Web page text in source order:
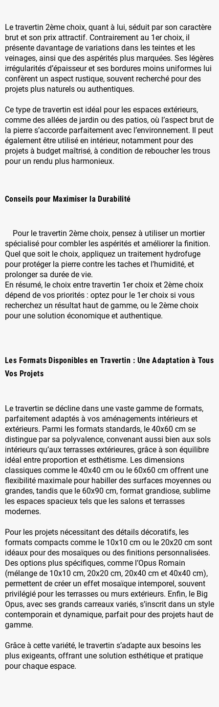
Le travertin 2ème choix, quant à lui, séduit par son caractère
brut et son prix attractif. Contrairement au 1er choix, il
présente davantage de variations dans les teintes et les
veinages, ainsi que des aspérités plus marquées. Ses légères
irrégularités d’épaisseur et ses bordures moins uniformes lui
confèrent un aspect rustique, souvent recherché pour des
projets plus naturels ou authentiques.
Ce type de travertin est idéal pour les espaces extérieurs,
comme des allées de jardin ou des patios, où l’aspect brut de
la pierre s’accorde parfaitement avec l’environnement. Il peut
également être utilisé en intérieur, notamment pour des
projets à budget maîtrisé, à condition de reboucher les trous
pour un rendu plus harmonieux.
Conseils pour Maximiser la Durabilité
Pour le travertin 2ème choix, pensez à utiliser un mortier
spécialisé pour combler les aspérités et améliorer la finition.
Quel que soit le choix, appliquez un traitement hydrofuge
pour protéger la pierre contre les taches et l’humidité, et
prolonger sa durée de vie.
En résumé, le choix entre travertin 1er choix et 2ème choix
dépend de vos priorités : optez pour le 1er choix si vous
recherchez un résultat haut de gamme, ou le 2ème choix
pour une solution économique et authentique.
Les Formats Disponibles en Travertin : Une Adaptation à Tous
Vos Projets
Le travertin se décline dans une vaste gamme de formats,
parfaitement adaptés à vos aménagements intérieurs et
extérieurs. Parmi les formats standards, le 40x60 cm se
distingue par sa polyvalence, convenant aussi bien aux sols
intérieurs qu’aux terrasses extérieures, grâce à son équilibre
idéal entre proportion et esthétisme. Les dimensions
classiques comme le 40x40 cm ou le 60x60 cm offrent une
flexibilité maximale pour habiller des surfaces moyennes ou
grandes, tandis que le 60x90 cm, format grandiose, sublime
les espaces spacieux tels que les salons et terrasses
modernes.
Pour les projets nécessitant des détails décoratifs, les
formats compacts comme le 10x10 cm ou le 20x20 cm sont
idéaux pour des mosaïques ou des finitions personnalisées.
Des options plus spécifiques, comme l’Opus Romain
(mélange de 10x10 cm, 20x20 cm, 20x40 cm et 40x40 cm),
permettent de créer un effet mosaïque intemporel, souvent
privilégié pour les terrasses ou murs extérieurs. Enfin, le Big
Opus, avec ses grands carreaux variés, s’inscrit dans un style
contemporain et dynamique, parfait pour des projets haut de
gamme.
Grâce à cette variété, le travertin s’adapte aux besoins les
plus exigeants, offrant une solution esthétique et pratique
pour chaque espace.